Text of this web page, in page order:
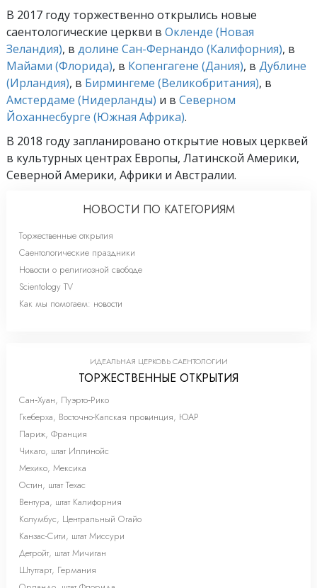
В 2017 году торжественно открылись новые
саентологические церкви в Окленде (Новая
Зеландия), в долине Сан-Фернандо (Калифорния), в
Майами (Флорида), в Копенгагене (Дания), в Дублине
(Ирландия), в Бирмингеме (Великобритания), в
Амстердаме (Нидерланды) и в Северном
Йоханнесбурге (Южная Африка).
В 2018 году запланировано открытие новых церквей
в культурных центрах Европы, Латинской Америки,
Северной Америки, Африки и Австралии.
НОВОСТИ ПО КАТЕГОРИЯМ
Торжественные открытия
Саентологические праздники
Новости о религиозной свободе
Scientology TV
Как мы помогаем: новости
ИДЕАЛЬНАЯ ЦЕРКОВЬ САЕНТОЛОГИИ
ТОРЖЕСТВЕННЫЕ ОТКРЫТИЯ
Сан‑Хуан, Пуэрто‑Рико
Гкеберха, Восточно-Капская провинция, ЮАР
Париж, Франция
Чикаго, штат Иллинойс
Мехико, Мексика
Остин, штат Техас
Вентура, штат Калифорния
Колумбус, Центральный Огайо
Канзас-Сити, штат Миссури
Детройт, штат Мичиган
Штутгарт, Германия